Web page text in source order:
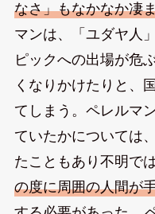
なさ」もなかなか凄
マンは、「ユダヤ人
ピックへの出場が危
くなりかけたりと、
てしまう。ペレルマ
ていたかについては
たこともあり不明で
の度に周囲の人間が